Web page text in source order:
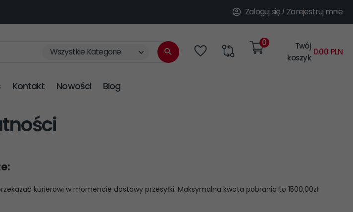
Zaloguj się Zarejestruj mnie
categories_searcher
Wszystkie Kategorie
Twój
koszyk
0.00 PLN
0
Kontakt Nowości Blog
kurierowi w momencie dostawy przesyłki. Maksymalna kwota pobrania to 1500,00zł